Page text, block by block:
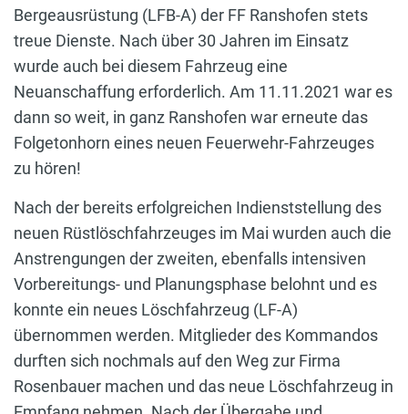
Bergeausrüstung (LFB-A) der FF Ranshofen stets
treue Dienste. Nach über 30 Jahren im Einsatz
wurde auch bei diesem Fahrzeug eine
Neuanschaffung erforderlich. Am 11.11.2021 war es
dann so weit, in ganz Ranshofen war erneute das
Folgetonhorn eines neuen Feuerwehr-Fahrzeuges
zu hören!
Nach der bereits erfolgreichen Indienststellung des
neuen Rüstlöschfahrzeuges im Mai wurden auch die
Anstrengungen der zweiten, ebenfalls intensiven
Vorbereitungs- und Planungsphase belohnt und es
konnte ein neues Löschfahrzeug (LF-A)
übernommen werden. Mitglieder des Kommandos
durften sich nochmals auf den Weg zur Firma
Rosenbauer machen und das neue Löschfahrzeug in